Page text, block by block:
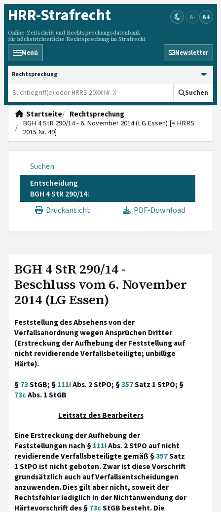
HRR-Strafrecht
Online-Zeitschrift und Rechtsprechungsdatenbank
für höchstrichterliche Rechtsprechung im Strafrecht
A- A+
Menü Newsletter
HRRS durchsuchen
Suchen
Startseite
Rechtsprechung
BGH 4 StR 290/14 - 6. November 2014 (LG Essen) [= HRRS
2015 Nr. 49]
Suchen
Entscheidung
BGH 4 StR 290/14:
Druckansicht
PDF-Download
BGH 4 StR 290/14 -
Beschluss vom 6. November
2014 (LG Essen)
Feststellung des Absehens von der
Verfallsanordnung wegen Ansprüchen Dritter
(Erstreckung der Aufhebung der Feststellung auf
nicht revidierende Verfallsbeteiligte; unbillige
Härte).
§73StGB; §111iAbs. 2 StPO; §357Satz 1 StPO; §
73cAbs. 1 StGB
Leitsatz des Bearbeiters
Eine Erstreckung der Aufhebung der
Feststellungen nach §111iAbs. 2 StPO auf nicht
revidierende Verfallsbeteiligte gemäß §357Satz
1 StPO ist nicht geboten. Zwar ist diese Vorschrift
grundsätzlich auch auf Verfallsentscheidungen
anzuwenden. Dies gilt aber nicht, soweit der
Rechtsfehler lediglich in der Nichtanwendung der
Härtevorschrift des §73cStGB besteht. Die